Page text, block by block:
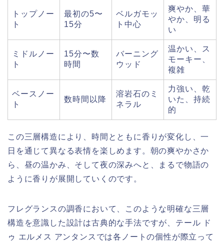
トップノー
ト
最初の5〜
15分
ベルガモッ
ト中心
爽やか、華
やか、明る
い
ミドルノー
ト
15分〜数
時間
バーニング
ウッド
温かい、ス
モーキー、
複雑
ベースノー
ト
数時間以降
溶岩石のミ
ネラル
力強い、乾
いた、持続
的
この三層構造により、時間とともに香りが変化し、一
日を通じて異なる表情を楽しめます。朝の爽やかさか
ら、昼の温かみ、そして夜の深みへと、まるで物語の
ように香りが展開していくのです。
フレグランスの調香において、このような明確な三層
構造を意識した設計は古典的な手法ですが、テール ド
ゥ エルメス アンタンスでは各ノートの個性が際立って